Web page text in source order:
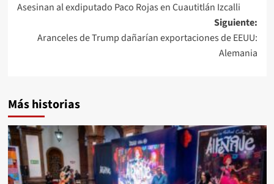
Asesinan al exdiputado Paco Rojas en Cuautitlán Izcalli
Siguiente:
Aranceles de Trump dañarían exportaciones de EEUU:
Alemania
Más historias